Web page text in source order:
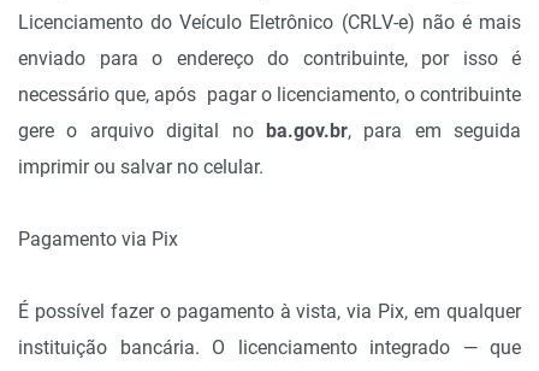
Licenciamento do Veículo Eletrônico (CRLV-e) não é mais
enviado para o endereço do contribuinte, por isso é
necessário que, após pagar o licenciamento, o contribuinte
gere o arquivo digital no
ba.gov.br, para em seguida
imprimir ou salvar no celular.
Pagamento via Pix
É possível fazer o pagamento à vista, via Pix, em qualquer
instituição bancária. O licenciamento integrado — que